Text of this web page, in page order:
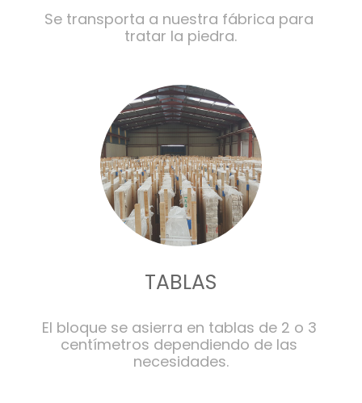
Se transporta a nuestra fábrica para
tratar la piedra.
TABLAS
El bloque se asierra en tablas de 2 o 3
centímetros dependiendo de las
necesidades.